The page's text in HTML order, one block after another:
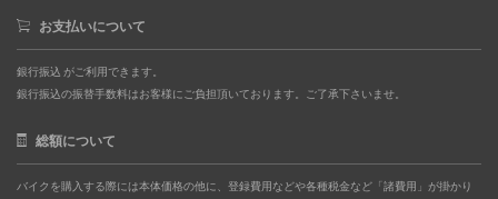
お支払いについて
銀行振込 がご利用できます。
銀行振込の振替手数料はお客様にご負担頂いております。ご了承下さいませ。
総額について
バイクを購入する際には本体価格の他に、登録費用などや各種税金など「諸費用」が掛かり